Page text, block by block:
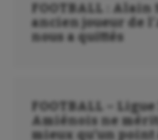
FOOTBALL : Alain
ancien joueur de
nous a quittés
FOOTBALL – Ligue
Amiénois ne
mieux qu’un point